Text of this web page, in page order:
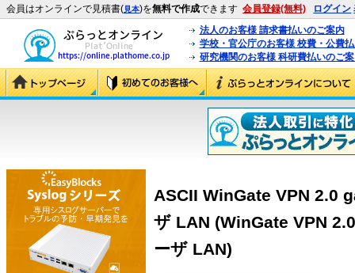
会員はオンラインで見積書(見本)を無料で作成できます 会員登録(無料) ログイン
法人のお客様 請求書払いのご案内
学校・官公庁のお客様 校費・公費
研究機関のお客様 科研費払いのご
ASCII WinGate VPN 2.0
ザ LAN (WinGate VPN
ーザ LAN)